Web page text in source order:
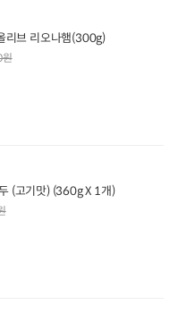
리브 리오나햄(300g)
원
맛있는 한우 손만두 (고기맛) (360g X 1개)